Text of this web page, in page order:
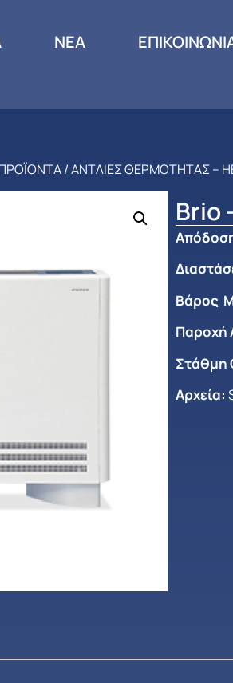
ΝΕΑ
/ΑΝΤΛΙΕΣ ΘΕΡΜΟΤΗΤΑΣ –
Brio
Βάρος
Παροχή
Στάθμη
Αρχεία: